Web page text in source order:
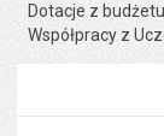
Dotacje z
Współpracy z